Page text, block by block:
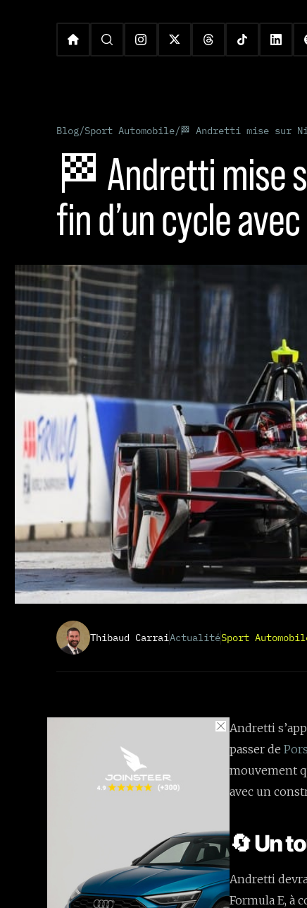
Blog/Sport Automobile/🏁 Andretti mise sur
🏁 Andretti mise
fin d’un cycle
Thibaud Carrai ActualitéSport
Andretti
passer de
mouvement
avec un
🔄 Un
Andretti
Formula E, à